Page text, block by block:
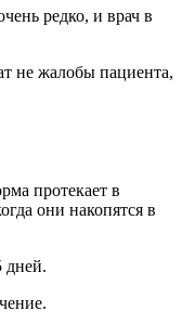
редко, и врач в
не жалобы пациента,
протекает в
они накопятся в
дней.